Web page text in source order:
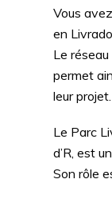
Vous
en
Le
permet
leur projet.
Le Parc
d’R, est
Son rôle